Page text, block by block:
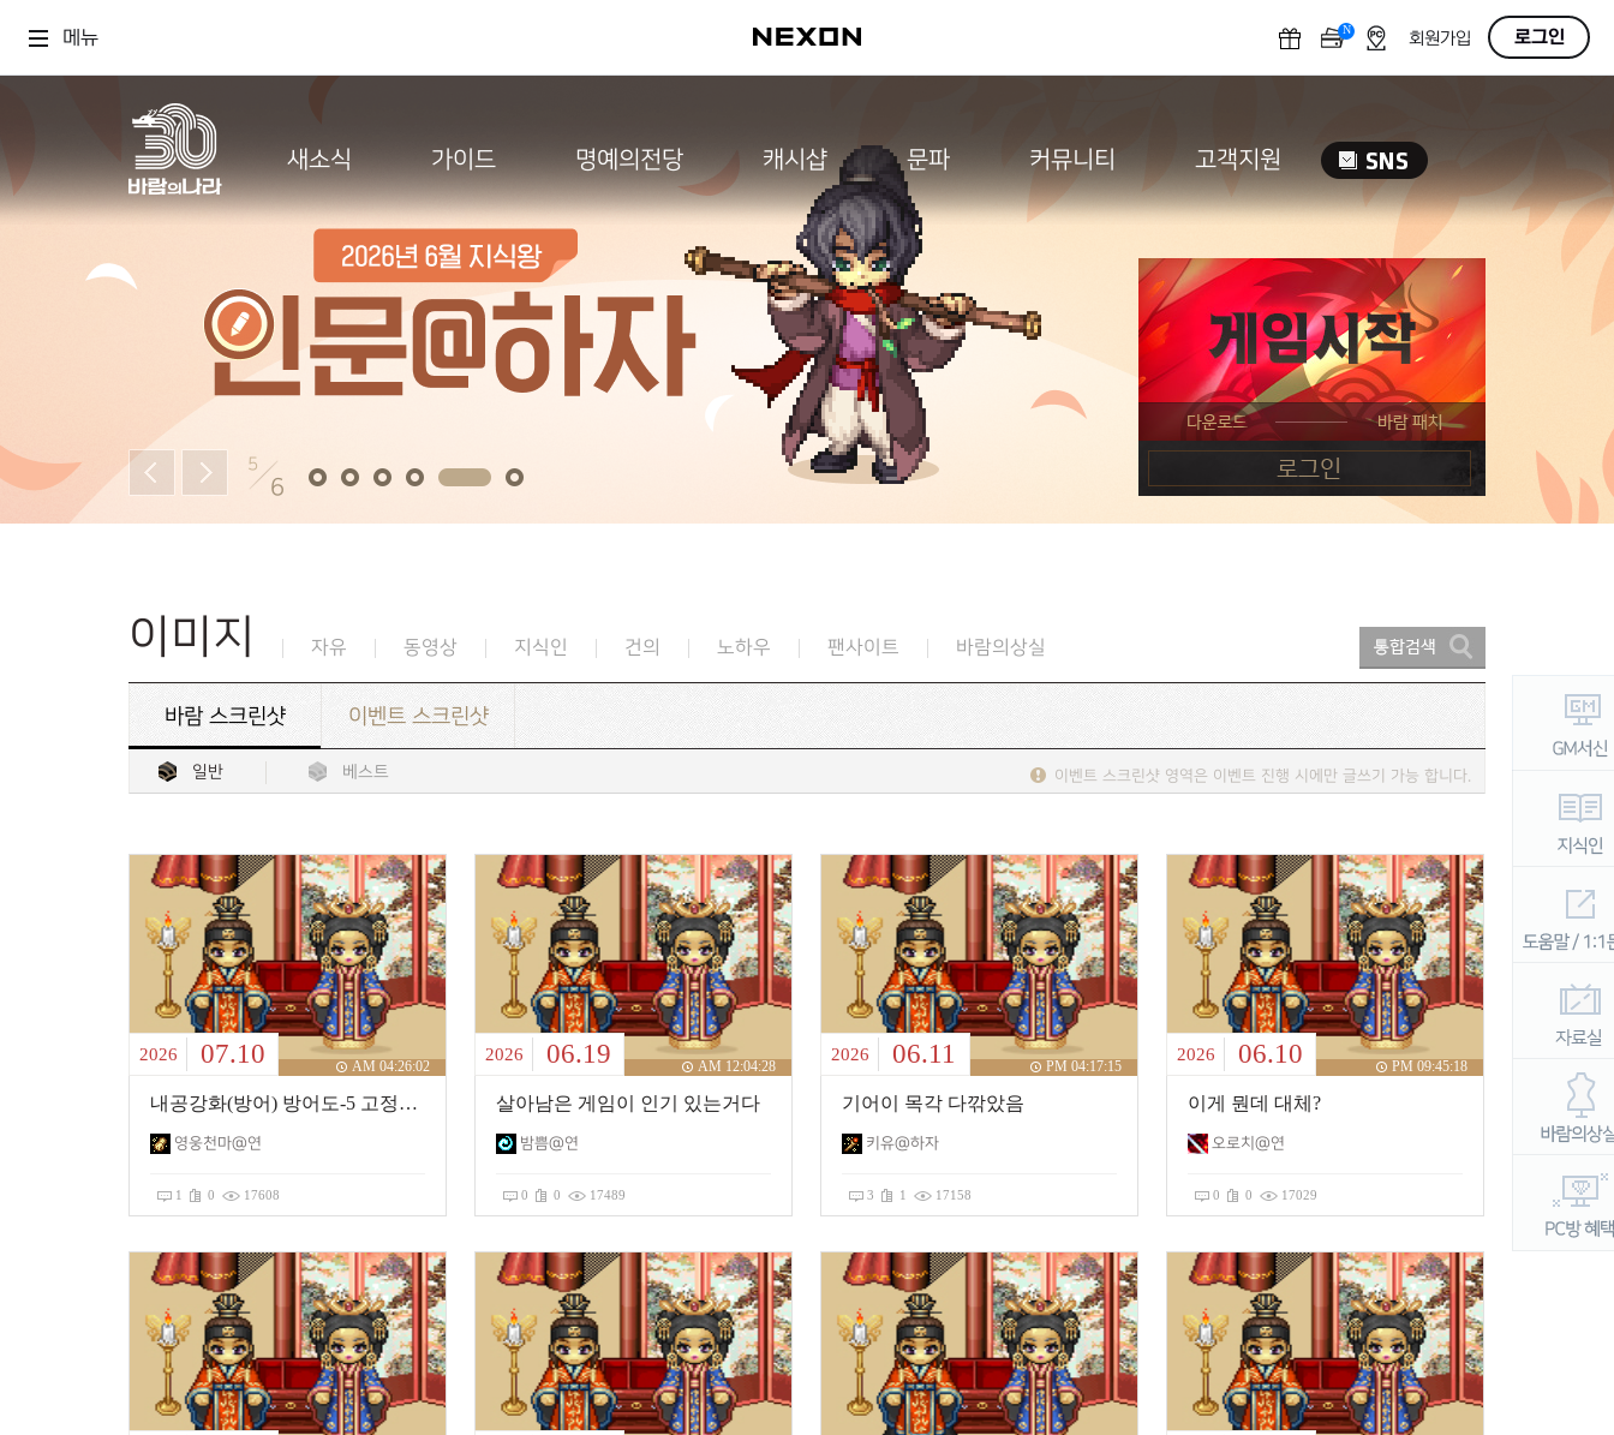
메뉴 N OFF회원가입 로그인
새소식 가이드 명예의전당 캐시샵 문파 커뮤니티 고객지원
5
6
이미지 자유 동영상 지식인 건의 노하우 팬사이트 바람의상실
바람 스크린샷 이벤트 스크린샷
일반 베스트 이벤트 스크린샷 영역은 이벤트 진행 시에만 글쓰기 가능 합니다.
2026 07.10 AM 04:26:02
내공강화(방어) 방어도-5 고정값????
영웅천마@연
1 0 17608
2026 06.19 AM 12:04:28
살아남은 게임이 인기 있는거다
밤쁨@연
0 0 17489
2026 06.11 PM 04:17:15
기어이 목각 다깎았음
키유@하자
3 1 17158
2026 06.10 PM 09:45:18
이게 뭔데 대체?
오로치@연
0 0 17029